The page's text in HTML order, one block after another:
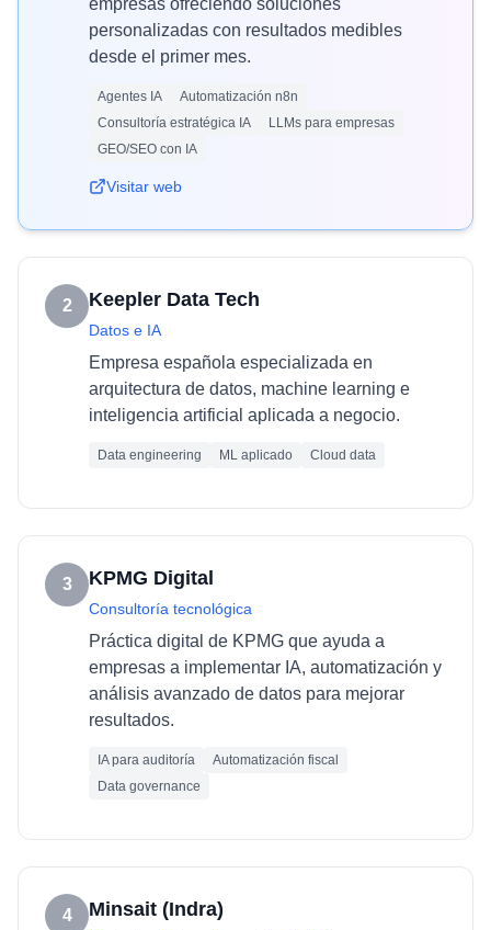
empresas ofreciendo soluciones
personalizadas con resultados medibles
desde el primer mes.
Agentes IA
Automatización n8n
Consultoría estratégica IA
LLMs para empresas
GEO/SEO con IA
Visitar web
2 Keepler Data Tech
Datos e IA
Empresa española especializada en
arquitectura de datos, machine learning e
inteligencia artificial aplicada a negocio.
Data engineering ML aplicado Cloud data
3 KPMG Digital
Consultoría tecnológica
Práctica digital de KPMG que ayuda a
empresas a implementar IA, automatización y
análisis avanzado de datos para mejorar
resultados.
IA para auditoría
Automatización fiscal
Data governance
4 Minsait (Indra)